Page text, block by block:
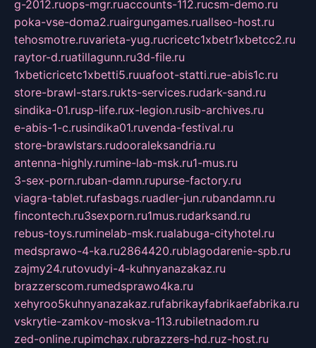
g-2012.ruops-mgr.ruaccounts-112.rucsm-demo.ru
poka-vse-doma2.ruairgungames.ruallseo-host.ru
tehosmotre.ruvarieta-yug.rucricetc1xbetr1xbetcc2.ru
raytor-d.ruatillagunn.ru3d-file.ru
1xbeticricetc1xbetti5.ruuafoot-statti.rue-abis1c.ru
store-brawl-stars.rukts-services.rudark-sand.ru
sindika-01.rusp-life.rux-legion.rusib-archives.ru
e-abis-1-c.rusindika01.ruvenda-festival.ru
store-brawlstars.rudooraleksandria.ru
antenna-highly.rumine-lab-msk.ru1-mus.ru
3-sex-porn.ruban-damn.rupurse-factory.ru
viagra-tablet.rufasbags.ruadler-jun.rubandamn.ru
fincontech.ru3sexporn.ru1mus.rudarksand.ru
rebus-toys.ruminelab-msk.rualabuga-cityhotel.ru
medsprawo-4-ka.ru2864420.rublagodarenie-spb.ru
zajmy24.rutovudyi-4-kuhnyanazakaz.ru
brazzerscom.rumedsprawo4ka.ru
xehyroo5kuhnyanazakaz.rufabrikayfabrikaefabrika.ru
vskrytie-zamkov-moskva-113.rubiletnadom.ru
zed-online.rupimchax.rubrazzers-hd.ruz-host.ru